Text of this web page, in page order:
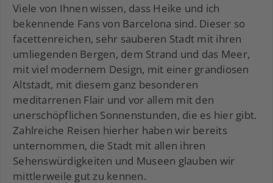
Viele von Ihnen wissen, dass Heike und ich
bekennende Fans von Barcelona sind. Dieser so
facettenreichen, sehr sauberen Stadt mit ihren
umliegenden Bergen, dem Strand und das Meer,
mit viel modernem Design, mit einer grandiosen
Altstadt, mit diesem ganz besonderen
meditarrenen Flair und vor allem mit den
unerschöpflichen Sonnenstunden, die es hier gibt.
Zahlreiche Reisen hierher haben wir bereits
unternommen, die Stadt mit allen ihren
Sehenswürdigkeiten und Museen glauben wir
mittlerweile gut zu kennen.